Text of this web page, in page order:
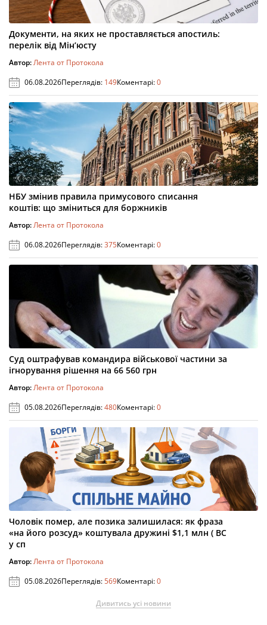
Документи, на яких не проставляється апостиль:
перелік від Мін’юсту
Автор:Лента от Протокола
06.08.2026Переглядів: 149Коментарі:0
НБУ змінив правила примусового списання
коштів: що зміниться для боржників
Автор:Лента от Протокола
06.08.2026Переглядів:375Коментарі:0
Суд оштрафував командира військової частини за
ігнорування рішення на 66 560 грн
Автор:Лента от Протокола
05.08.2026Переглядів:480Коментарі:0
Чоловік помер, але позика залишилася: як фраза
«на його розсуд» коштувала дружині $1,1 млн ( ВС
у сп
Автор:Лента от Протокола
05.08.2026Переглядів:569Коментарі:0
Дивитись усі новини